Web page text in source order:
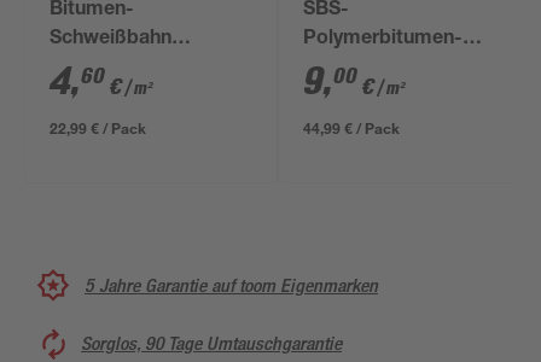
Bitumen-
Schweißbahn
'charBIT V60 S4'
besandet schwarz
100 x 500 cm
4,60 €/ m²
22,99 € / Pack
SBS-
Polymerbitumen-
Schweißbahn
'charBIT PYE PV200
S5' beschiefert 100 x
9,00 €/ m²
44,99 € / Pack
5 Jahre Garantie auf toom Eigenmarken
Sorglos, 90 Tage Umtauschgarantie